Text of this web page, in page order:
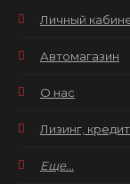
Личный
Автомагазин
О нас
Лизинг,
Еще...